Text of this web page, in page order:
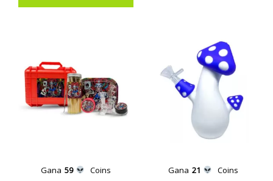
Gana 59 Coins Gana 21 Coins